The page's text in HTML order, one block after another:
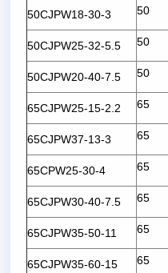
50CJPW18-30-3 50
50CJPW25-32-5.5 50
50CJPW20-40-7.5 50
65CJPW25-15-2.2 65
65CJPW37-13-3 65
65CPW25-30-4 65
65CJPW30-40-7.5 65
65CJPW35-50-11 65
65CJPW35-60-15 65